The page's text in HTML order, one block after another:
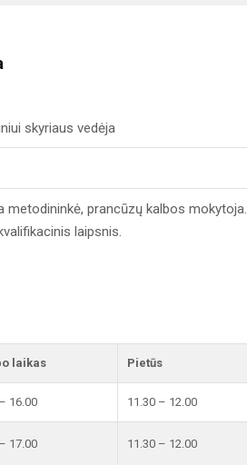
skyriaus vedėja
prancūzų kalbos mokytoja.
laipsnis.
laikas Pietūs
16.00 11.30 – 12.00
17.00 11.30 – 12.00